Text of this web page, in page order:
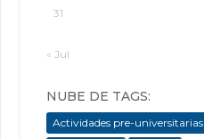
31
« Jul
NUBE DE TAGS:
Actividades pre-universitarias